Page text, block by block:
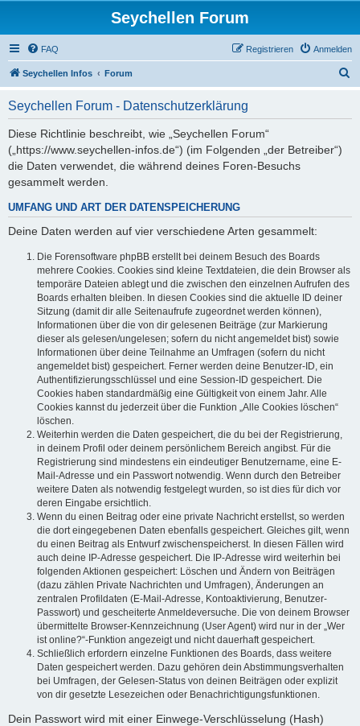
Seychellen Forum
FAQ Anmelden
Registrieren
Seychellen Infos Forum
Seychellen Forum - Datenschutzerklärung
Diese Richtlinie beschreibt, wie „Seychellen Forum“
(„https://www.seychellen-infos.de“) (im Folgenden „der Betreiber“)
die Daten verwendet, die während deines Foren-Besuchs
gesammelt werden.
UMFANG UND ART DER DATENSPEICHERUNG
Deine Daten werden auf vier verschiedene Arten gesammelt:
Die Forensoftware phpBB erstellt bei deinem Besuch des Boards
mehrere Cookies. Cookies sind kleine Textdateien, die dein Browser als
temporäre Dateien ablegt und die zwischen den einzelnen Aufrufen des
Boards erhalten bleiben. In diesen Cookies sind die aktuelle ID deiner
Sitzung (damit dir alle Seitenaufrufe zugeordnet werden können),
Informationen über die von dir gelesenen Beiträge (zur Markierung
dieser als gelesen/ungelesen; sofern du nicht angemeldet bist) sowie
Informationen über deine Teilnahme an Umfragen (sofern du nicht
angemeldet bist) gespeichert. Ferner werden deine Benutzer-ID, ein
Authentifizierungsschlüssel und eine Session-ID gespeichert. Die
Cookies haben standardmäßig eine Gültigkeit von einem Jahr. Alle
Cookies kannst du jederzeit über die Funktion „Alle Cookies löschen“
löschen.
Weiterhin werden die Daten gespeichert, die du bei der Registrierung,
in deinem Profil oder deinem persönlichem Bereich angibst. Für die
Registrierung sind mindestens ein eindeutiger Benutzername, eine E-
Mail-Adresse und ein Passwort notwendig. Wenn durch den Betreiber
weitere Daten als notwendig festgelegt wurden, so ist dies für dich vor
deren Eingabe ersichtlich.
Wenn du einen Beitrag oder eine private Nachricht erstellst, so werden
die dort eingegebenen Daten ebenfalls gespeichert. Gleiches gilt, wenn
du einen Beitrag als Entwurf zwischenspeicherst. In diesen Fällen wird
auch deine IP-Adresse gespeichert. Die IP-Adresse wird weiterhin bei
folgenden Aktionen gespeichert: Löschen und Ändern von Beiträgen
(dazu zählen Private Nachrichten und Umfragen), Änderungen an
zentralen Profildaten (E-Mail-Adresse, Kontoaktivierung, Benutzer-
Passwort) und gescheiterte Anmeldeversuche. Die von deinem Browser
übermittelte Browser-Kennzeichnung (User Agent) wird nur in der „Wer
ist online?“-Funktion angezeigt und nicht dauerhaft gespeichert.
Schließlich erfordern einzelne Funktionen des Boards, dass weitere
Daten gespeichert werden. Dazu gehören dein Abstimmungsverhalten
bei Umfragen, der Gelesen-Status von deinen Beiträgen oder explizit
von dir gesetzte Lesezeichen oder Benachrichtigungsfunktionen.
Dein Passwort wird mit einer Einwege-Verschlüsselung (Hash)